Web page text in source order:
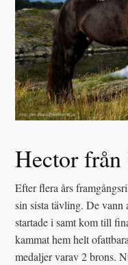
Hector från
Efter flera års
sin sista tävling. De
startade i samt kom till
kammat hem helt
medaljer varav 2 brons.